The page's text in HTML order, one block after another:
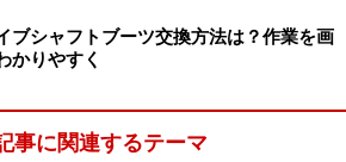
る
ブシャフトブーツ交換方法は？作業を画
かりやすく
事に関連するテーマ